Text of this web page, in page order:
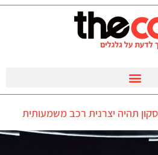
תהיה יצרנית רכב משמעותית